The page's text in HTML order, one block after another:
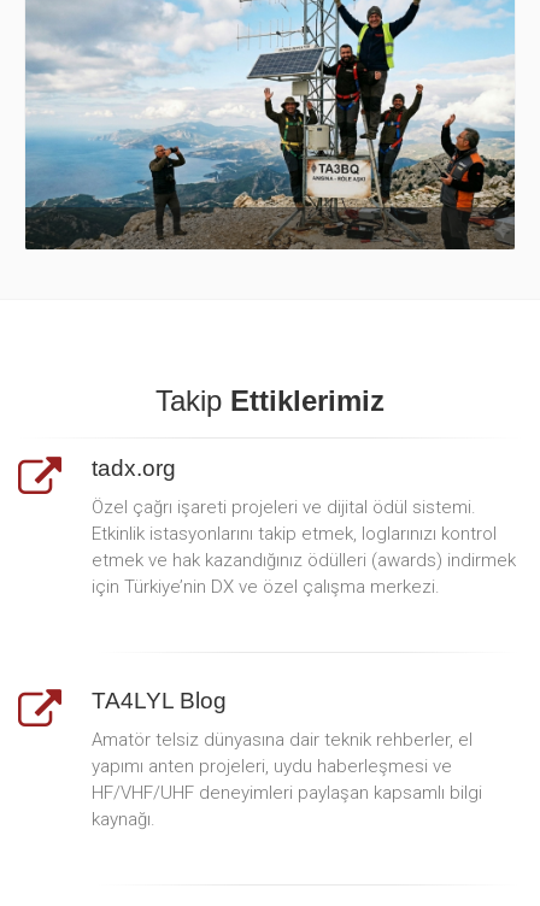
Takip Ettiklerimiz
tadx.org
Özel çağrı işareti projeleri ve dijital ödül sistemi.
Etkinlik istasyonlarını takip etmek, loglarınızı kontrol
etmek ve hak kazandığınız ödülleri (awards) indirmek
için Türkiye’nin DX ve özel çalışma merkezi.
TA4LYL Blog
Amatör telsiz dünyasına dair teknik rehberler, el
yapımı anten projeleri, uydu haberleşmesi ve
HF/VHF/UHF deneyimleri paylaşan kapsamlı bilgi
kaynağı.